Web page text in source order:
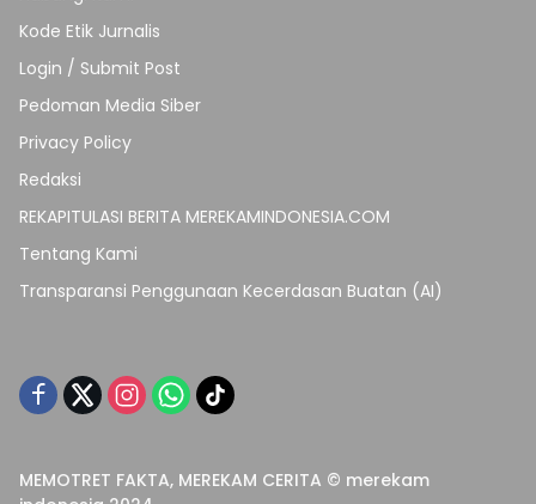
Kode Etik Jurnalis
Login / Submit Post
Pedoman Media Siber
Privacy Policy
Redaksi
REKAPITULASI BERITA MEREKAMINDONESIA.COM
Tentang Kami
Transparansi Penggunaan Kecerdasan Buatan (AI)
MEMOTRET FAKTA, MEREKAM CERITA © merekam